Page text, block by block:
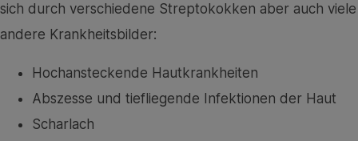
sich durch verschiedene Streptokokken aber auch viele
andere Krankheitsbilder:
Hochansteckende Hautkrankheiten
Abszesse und tiefliegende Infektionen der Haut
Scharlach